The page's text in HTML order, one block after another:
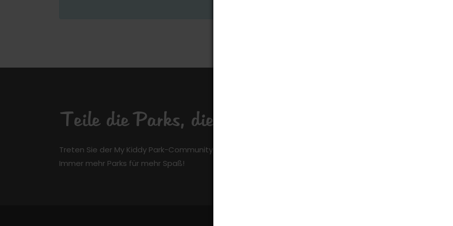
Teile die Parks, die du kennst
Treten Sie der My Kiddy Park-Community kostenlos bei und machen Sie einen Unterschied!
Immer mehr Parks für mehr Spaß!